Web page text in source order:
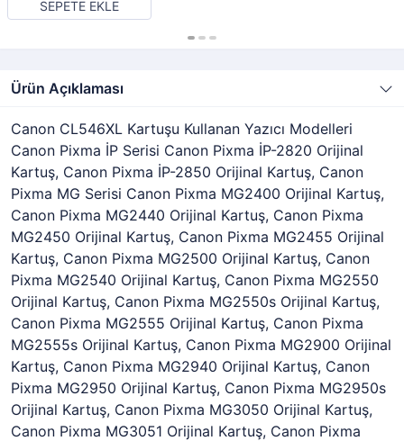
SEPETE EKLE
Ürün Açıklaması
Canon CL546XL Kartuşu Kullanan Yazıcı Modelleri
Canon Pixma İP Serisi Canon Pixma İP-2820 Orijinal
Kartuş, Canon Pixma İP-2850 Orijinal Kartuş, Canon
Pixma MG Serisi Canon Pixma MG2400 Orijinal Kartuş,
Canon Pixma MG2440 Orijinal Kartuş, Canon Pixma
MG2450 Orijinal Kartuş, Canon Pixma MG2455 Orijinal
Kartuş, Canon Pixma MG2500 Orijinal Kartuş, Canon
Pixma MG2540 Orijinal Kartuş, Canon Pixma MG2550
Orijinal Kartuş, Canon Pixma MG2550s Orijinal Kartuş,
Canon Pixma MG2555 Orijinal Kartuş, Canon Pixma
MG2555s Orijinal Kartuş, Canon Pixma MG2900 Orijinal
Kartuş, Canon Pixma MG2940 Orijinal Kartuş, Canon
Pixma MG2950 Orijinal Kartuş, Canon Pixma MG2950s
Orijinal Kartuş, Canon Pixma MG3050 Orijinal Kartuş,
Canon Pixma MG3051 Orijinal Kartuş, Canon Pixma